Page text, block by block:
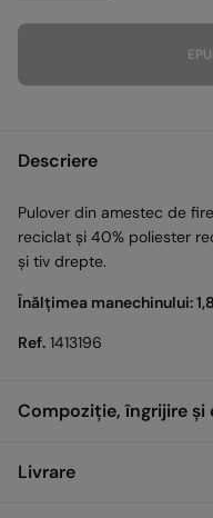
Descriere
Pulover din amestec de
reciclat și 40% poliester
și tiv drepte.
Înălțimea manechinului:
Ref. 1413196
Compoziție, îngrijire și
Compoziţie
Livrare